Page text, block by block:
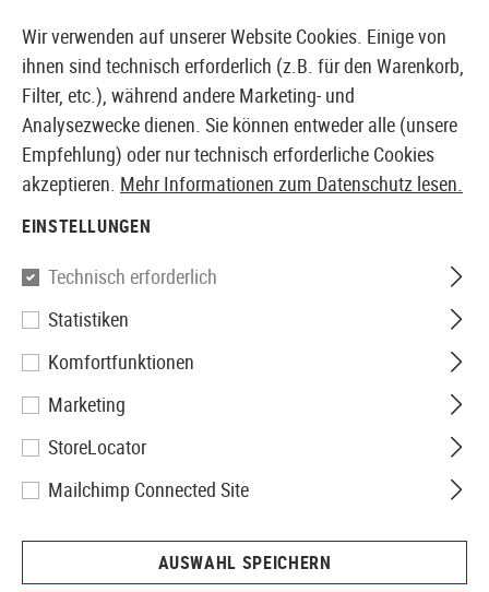
EUROPÄISCHER AIRSOFT SHOP & GROßHÄNDLER
Element
Hex Screwdriver 3mm
Wir verwenden auf unserer Website Cookies. Einige von
ihnen sind technisch erforderlich (z.B. für den Warenkorb,
Filter, etc.), während andere Marketing- und
Analysezwecke dienen. Sie können entweder alle (unsere
Empfehlung) oder nur technisch erforderliche Cookies
akzeptieren. Mehr Informationen zum Datenschutz lesen.
EINSTELLUNGEN
Technisch erforderlich
Statistiken
Komfortfunktionen
Marketing
StoreLocator
Mailchimp Connected Site
AUSWAHL SPEICHERN